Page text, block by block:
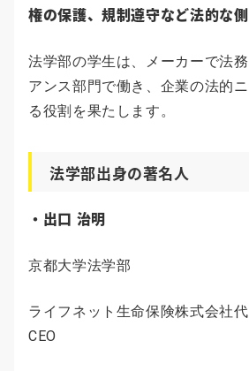
権の保護、規制遵守など法的な側
法学部の学生は、メーカーで法
アンス部門で働き、企業の法的
る役割を果たします。
法学部出身の著名人
・出口 治明
京都大学法学部
ライフネット生命保険株式会社
CEO